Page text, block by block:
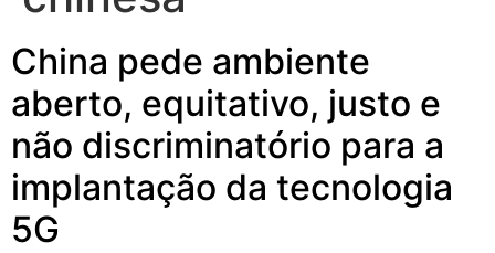
China pede ambiente
aberto, equitativo, justo e
não discriminatório para a
implantação da tecnologia
5G